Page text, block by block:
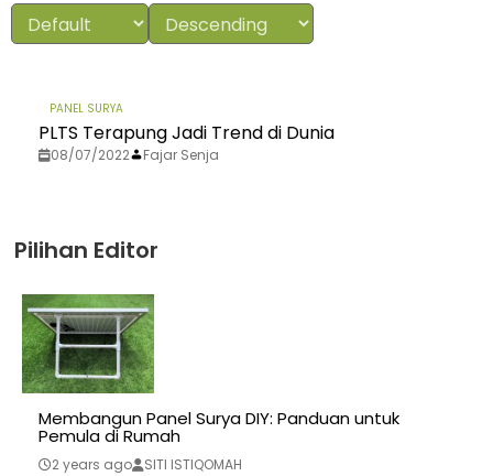
PANEL SURYA
PLTS Terapung Jadi Trend di Dunia
08/07/2022 Fajar Senja
Pilihan Editor
Membangun Panel Surya DIY: Panduan untuk
Pemula di Rumah
2 years ago SITI ISTIQOMAH